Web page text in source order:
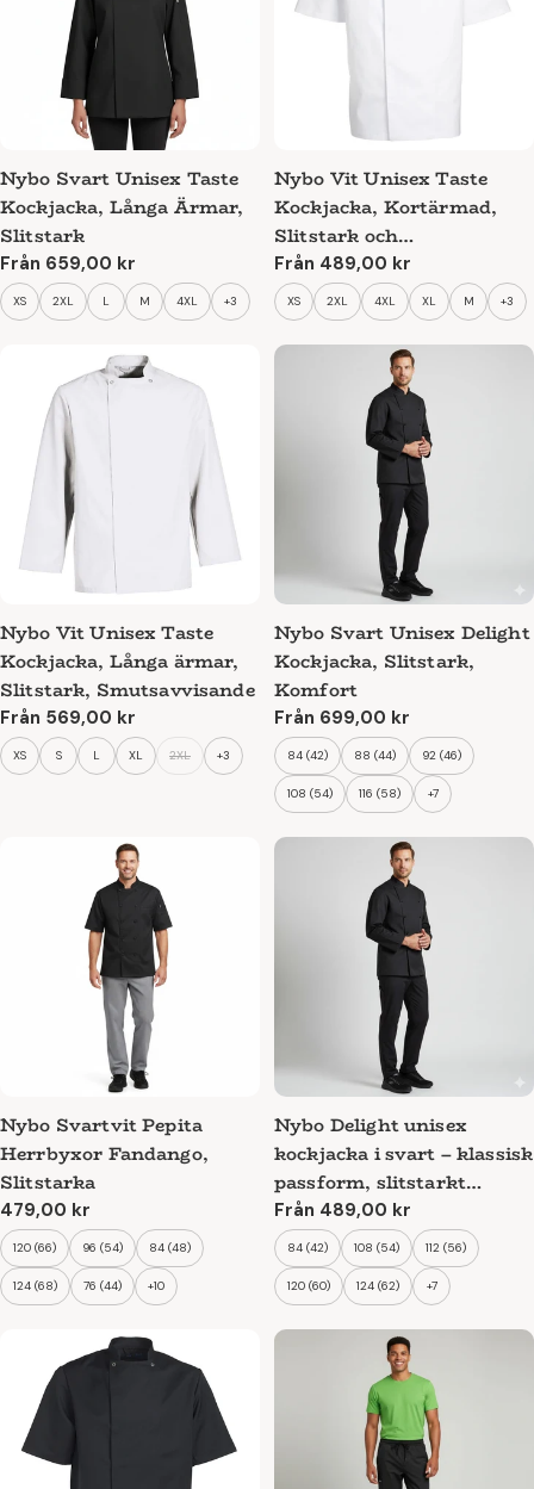
Nybo Svart Unisex Taste
Kockjacka, Långa Ärmar,
Slitstark
Ordinarie
pris
Från 659,00 kr
XS 2XL L M 4XL +3
Nybo Vit Unisex Taste
Kockjacka, Kortärmad,
Slitstark och
Smutsavvisande
Ordinarie
pris
Från 489,00 kr
XS 2XL 4XL XL M +3
Nybo Vit Unisex Taste
Kockjacka, Långa ärmar,
Slitstark, Smutsavvisande
Ordinarie
pris
Från 569,00 kr
XS S L XL 2XL +3
Nybo Svart Unisex Delight
Kockjacka, Slitstark,
Komfort
Ordinarie
pris
Från 699,00 kr
84 (42) 88 (44) 92 (46)
108 (54) 116 (58) +7
Nybo Svartvit Pepita
Herrbyxor Fandango,
Slitstarka
Ordinarie
pris
479,00 kr
120 (66) 96 (54) 84 (48)
124 (68) 76 (44) +10
Nybo Delight unisex
kockjacka i svart – klassisk
passform, slitstarkt
material och justerbara
manschetter
Ordinarie
pris
Från 489,00 kr
84 (42) 108 (54) 112 (56)
120 (60) 124 (62) +7